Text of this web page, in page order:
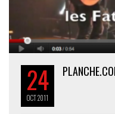
24
OCT2011